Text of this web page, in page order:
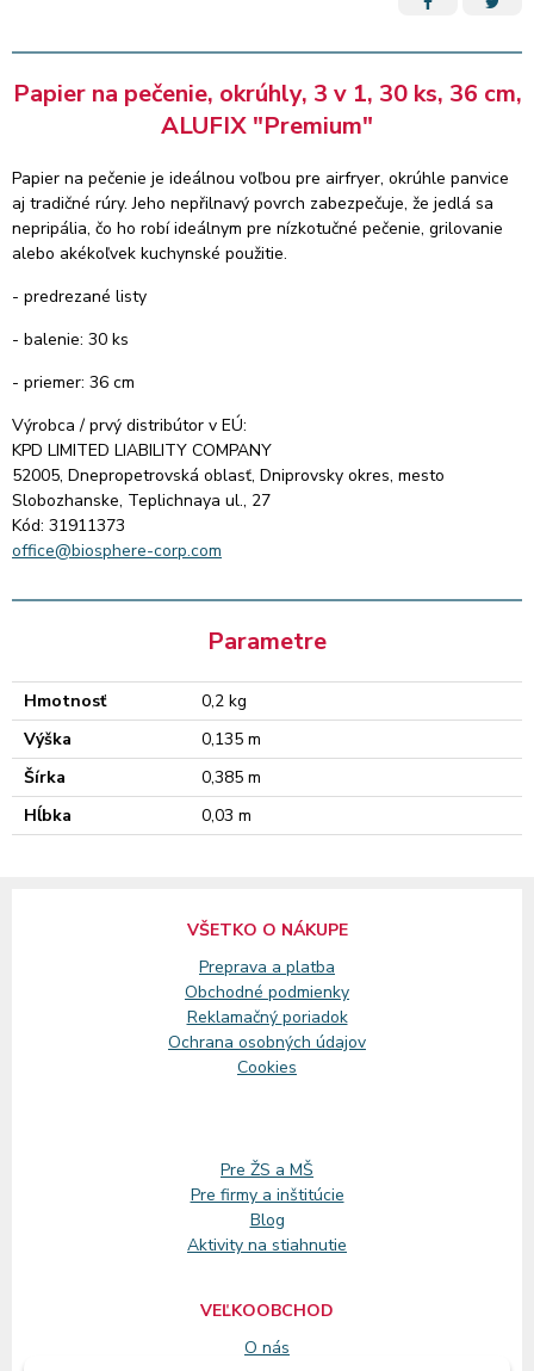
Papier na pečenie, okrúhly, 3 v 1, 30 ks, 36 cm,
ALUFIX "Premium"
Papier na pečenie je ideálnou voľbou pre airfryer, okrúhle panvice
aj tradičné rúry. Jeho nepřilnavý povrch zabezpečuje, že jedlá sa
nepripália, čo ho robí ideálnym pre nízkotučné pečenie, grilovanie
alebo akékoľvek kuchynské použitie.
- predrezané listy
- balenie: 30 ks
- priemer: 36 cm
Výrobca / prvý distribútor v EÚ:
KPD LIMITED LIABILITY COMPANY
52005, Dnepropetrovská oblasť, Dniprovsky okres, mesto
Slobozhanske, Teplichnaya ul., 27
Kód: 31911373
office@biosphere-corp.com
Parametre
Hmotnosť
0,2 kg
Výška
0,135 m
Šírka
0,385 m
Hĺbka
0,03 m
VŠETKO O NÁKUPE
Preprava a platba
Obchodné podmienky
Reklamačný poriadok
Ochrana osobných údajov
Cookies
Pre ŽS a MŠ
Pre firmy a inštitúcie
Blog
Aktivity na stiahnutie
VEĽKOOBCHOD
O nás